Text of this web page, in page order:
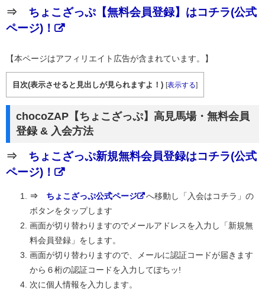
⇒ ちょこざっぷ【無料会員登録】はコチラ(公式
ページ)！
【本ページはアフィリエイト広告が含まれています。】
目次(表示させると見出しが見られますよ！) [表示する]
chocoZAP【ちょこざっぷ】高見馬場・無料会員
登録 & 入会方法
⇒ ちょこざっぷ新規無料会員登録はコチラ(公式
ページ)！
⇒ ちょこざっぷ公式ページ
へ移動し「入会はコチラ」の
ボタンをタップします
画面が切り替わりますのでメールアドレスを入力し「新規無
料会員登録」をします。
画面が切り替わりますので、メールに認証コードが届きます
から６桁の認証コードを入力してぽちッ!
次に個人情報を入力します。